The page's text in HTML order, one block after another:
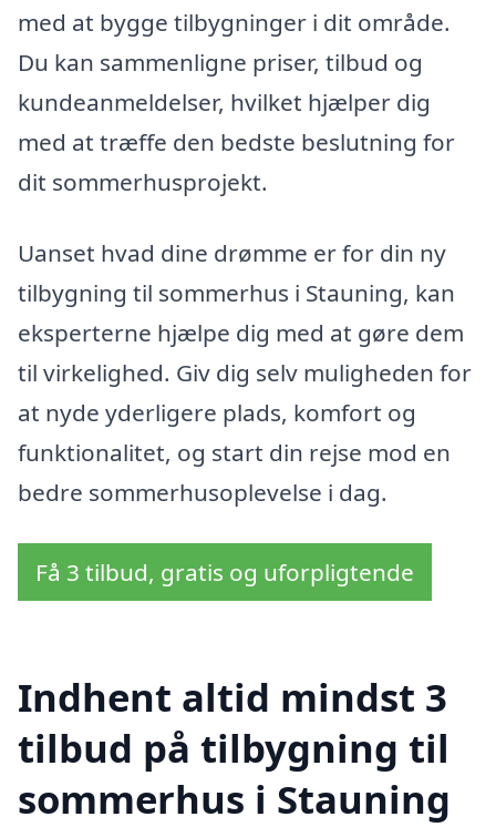
med at bygge tilbygninger i dit område.
Du kan sammenligne priser, tilbud og
kundeanmeldelser, hvilket hjælper dig
med at træffe den bedste beslutning for
dit sommerhusprojekt.
Uanset hvad dine drømme er for din ny
tilbygning til sommerhus i Stauning, kan
eksperterne hjælpe dig med at gøre dem
til virkelighed. Giv dig selv muligheden for
at nyde yderligere plads, komfort og
funktionalitet, og start din rejse mod en
bedre sommerhusoplevelse i dag.
Få 3 tilbud, gratis og uforpligtende
Indhent altid mindst 3
tilbud på tilbygning til
sommerhus i Stauning